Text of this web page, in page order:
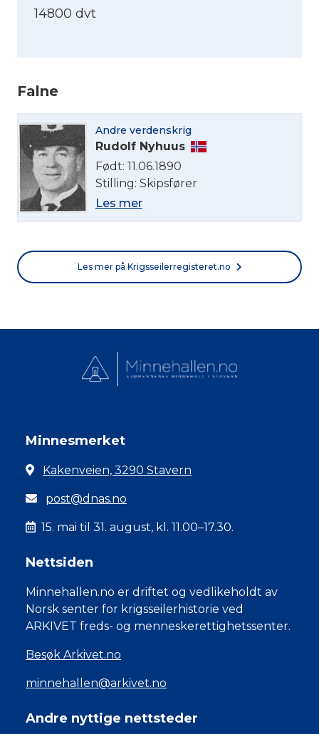
14800 dvt
Falne
Andre verdenskrig
Rudolf Nyhuus
Født: 11.06.1890
Stilling: Skipsfører
Les mer
Les mer på Krigsseilerregisteret.no
Minnesmerket
Kakenveien, 3290 Stavern
post@dnas.no
15. mai til 31. august, kl. 11.00–17.30.
Nettsiden
Minnehallen.no er driftet og vedlikeholdt av
Norsk senter for krigsseilerhistorie ved
ARKIVET freds- og menneskerettighetssenter.
Besøk Arkivet.no
minnehallen@arkivet.no
Andre nyttige nettsteder
Norsk bokmål